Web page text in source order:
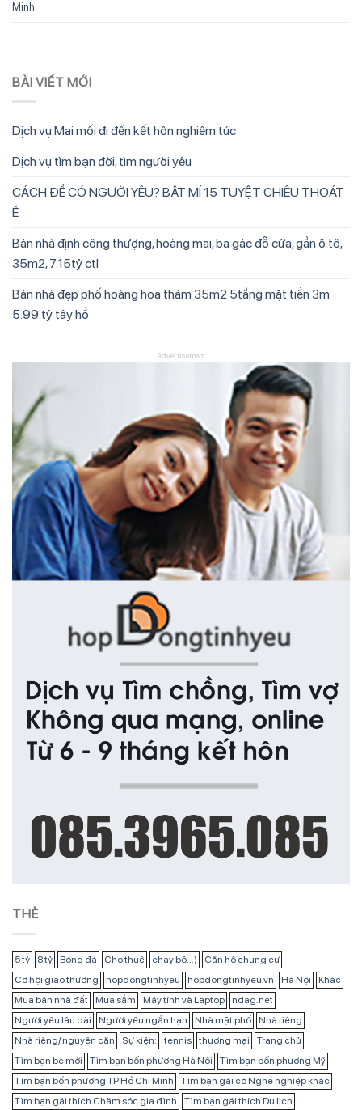
Minh
BÀI VIẾT MỚI
Dịch vụ Mai mối đi đến kết hôn nghiêm túc
Dịch vụ tìm bạn đời, tìm người yêu
CÁCH ĐỂ CÓ NGƯỜI YÊU? BẬT MÍ 15 TUYỆT CHIÊU THOÁT
Ế
Bán nhà định công thượng, hoàng mai, ba gác đỗ cửa, gần ô tô,
35m2, 7.15tỷ ctl
Bán nhà đẹp phố hoàng hoa thám 35m2 5tầng mặt tiền 3m
5.99 tỷ tây hồ
Advertisement
THẺ
5 tỷ 8 tỷ Bóng đá Cho thuê chạy bộ...)
Căn hộ chung cư
Cơ hội giao thương
hopdongtinhyeu hopdongtinhyeu.vn Hà Nội
Khác
Mua bán nhà đất
Mua sắm Máy tính và Laptop
ndag.net
Người yêu lâu dài
Người yêu ngắn hạn Nhà mặt phố
Nhà riêng
Nhà riêng/ nguyên căn
Sự kiện: tennis thương mại
Trang chủ
Tìm bạn bè mới
Tìm bạn bốn phương Hà Nội
Tìm bạn bốn phương Mỹ
Tìm bạn bốn phương TP Hồ Chí Minh
Tìm bạn gái có Nghề nghiệp khác
Tìm bạn gái thích Chăm sóc gia đình
Tìm bạn gái thích Du lịch